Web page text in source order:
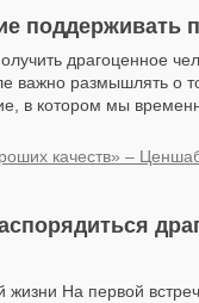
поддерживать
драгоценное
важно размышлять о
в котором мы
качеств» –
жизни На первой